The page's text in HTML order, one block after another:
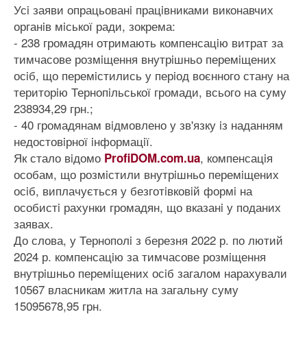
Усi заяви опрацьованi працiвниками виконавчих
органiв мiської ради, зокрема:
- 238 громадян отримають компенсацiю витрат за
тимчасове розмiщення внутрiшньо перемiщених
осiб, що перемiстились у перiод воєнного стану на
територiю Тернопiльської громади, всього на суму
238934,29 грн.;
- 40 громадянам вiдмовлено у зв'язку iз наданням
недостовiрної iнформацiї.
Як стало вiдомо ProfiDOM.com.ua, компенсацiя
особам, що розмiстили внутрiшньо перемiщених
осiб, виплачується у безготiвковiй формi на
особистi рахунки громадян, що вказанi у поданих
заявах.
До слова, у Тернополi з березня 2022 р. по лютий
2024 р. компенсацiю за тимчасове розмiщення
внутрiшньо перемiщених осiб загалом нарахували
10567 власникам житла на загальну суму
15095678,95 грн.